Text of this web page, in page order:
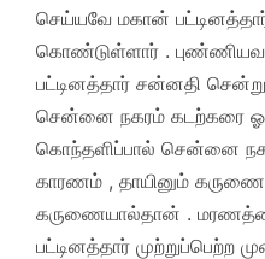
செய்யவே மகான்
கொண்டுள்ளார் .
பட்டினத்தார் சன்னதி சென்று
சென்னை நகரம் கடற்கரை
கொந்தளிப்பால் சென்னை
காரணம் , தாயினும்
கருணையால்தான் .
பட்டினத்தார் முற்றுப்பெற்ற